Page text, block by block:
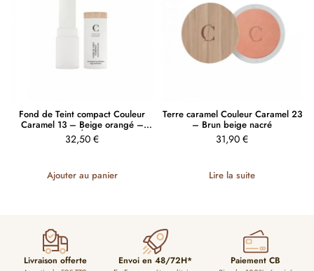
Fond de Teint compact Couleur
Caramel 13 – Beige orangé –
HAUTE DÉFINITION
32,50 €
Ajouter au panier
Terre caramel Couleur Caramel 23
– Brun beige nacré
31,90 €
Lire la suite
Livraison offerte Envoi en 48/72H* Paiement CB